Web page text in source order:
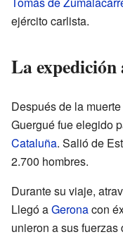
ejército carlista.
La
Después de la
Guergué fue elegido
Cataluña. Salió de
2.700 hombres.
Durante su viaje,
Llegó aGeronacon
unieron a sus